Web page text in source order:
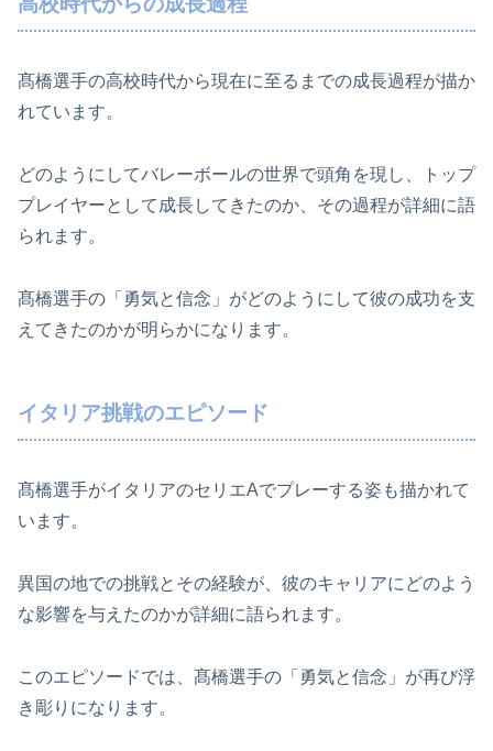
髙橋選手の高校時代から現在に至るまでの成長過程が描か
れています。
どのようにしてバレーボールの世界で頭角を現し、トップ
プレイヤーとして成長してきたのか、その過程が詳細に語
られます。
髙橋選手の「勇気と信念」がどのようにして彼の成功を支
えてきたのかが明らかになります。
イタリア挑戦のエピソード
髙橋選手がイタリアのセリエAでプレーする姿も描かれて
います。
異国の地での挑戦とその経験が、彼のキャリアにどのよう
な影響を与えたのかが詳細に語られます。
このエピソードでは、髙橋選手の「勇気と信念」が再び浮
き彫りになります。